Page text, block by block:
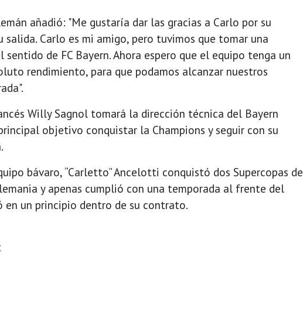
añadió: "Me gustaría dar las gracias a Carlo por su
salida. Carlo es mi amigo, pero tuvimos que tomar una
de FC Bayern. Ahora espero que el equipo tenga un
rendimiento, para que podamos alcanzar nuestros
Willy Sagnol tomará la dirección técnica del Bayern
objetivo conquistar la Champions y seguir con su
bávaro, “Carletto” Ancelotti conquistó dos Supercopas de
y apenas cumplió con una temporada al frente del
en un principio dentro de su contrato.